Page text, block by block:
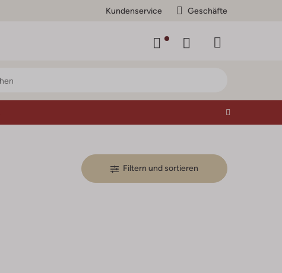
Kundenservice Geschäfte
Filtern und sortieren